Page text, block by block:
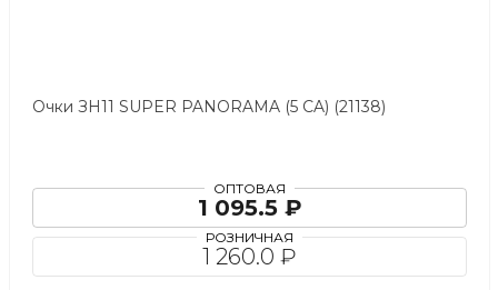
Очки ЗН11 SUPER PANORAMA (5 CA) (21138)
ОПТОВАЯ
1 095.5 ₽
РОЗНИЧНАЯ
1 260.0 ₽